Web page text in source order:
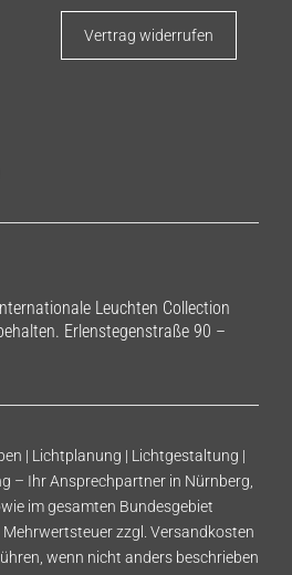
Vertrag widerrufen
Leuchten Collection
Erlenstegenstraße 90 –
| Lichtplanung | Lichtgestaltung |
– Ihr Ansprechpartner in Nürnberg,
im gesamten Bundesgebiet
Mehrwertsteuer zzgl. Versandkosten
wenn nicht anders beschrieben